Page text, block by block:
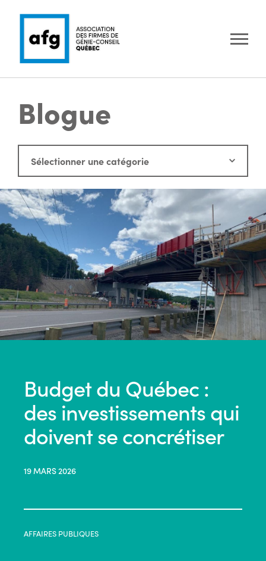
Blogue
Budget du Québec :
des investissements qui
doivent se concrétiser
19 MARS 2026
AFFAIRES PUBLIQUES